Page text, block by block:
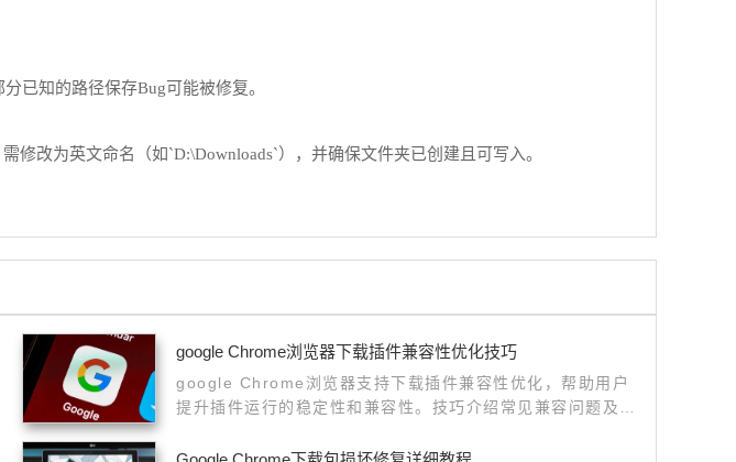
已知的路径保存Bug可能被修复。
改为英文命名（如`D:\Downloads`），并确保文件夹已创建且可写入。
google Chrome浏览器下载插件兼容性优化技巧
google Chrome浏览器支持下载插件兼容性优化，帮助用户
提升插件运行的稳定性和兼容性。技巧介绍常见兼容问题及解